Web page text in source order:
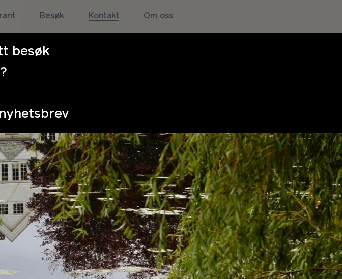
besøk
Besøk Kontakt Om oss